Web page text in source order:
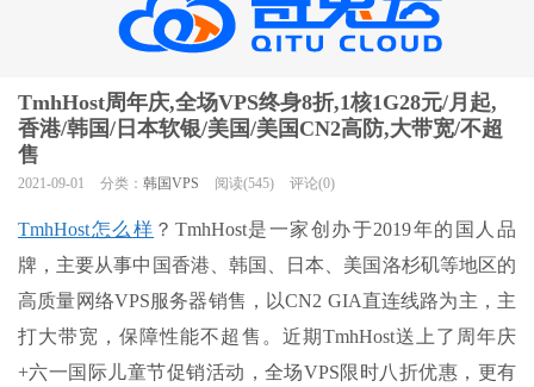
TmhHost周年庆,全场VPS终身8折,1核1G28元/月起,
香港/韩国/日本软银/美国/美国CN2高防,大带宽/不超
售
2021-09-01 分类： 韩国VPS 阅读(545) 评论(0)
TmhHost怎么样 ？TmhHost是一家创办于2019年的国人品
牌，主要从事中国香港、韩国、日本、美国洛杉矶等地区的
高质量网络VPS服务器销售，以CN2 GIA直连线路为主，主
打大带宽，保障性能不超售。近期TmhHost送上了周年庆
+六一国际儿童节促销活动，全场VPS限时八折优惠，更有